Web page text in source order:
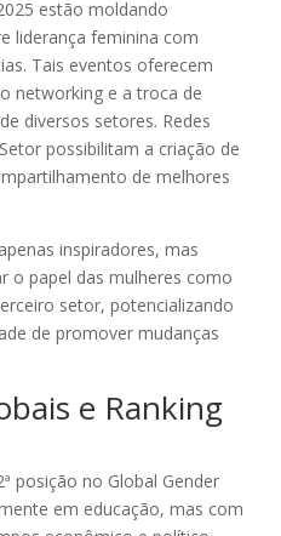
estão moldando
liderança feminina com
Tais eventos oferecem
networking e a troca de
diversos setores. Redes
possibilitam a criação de
de melhores
inspiradores, mas
o papel das mulheres como
setor, potencializando
de promover mudanças
e Ranking
posição no Global Gender
em educação, mas com